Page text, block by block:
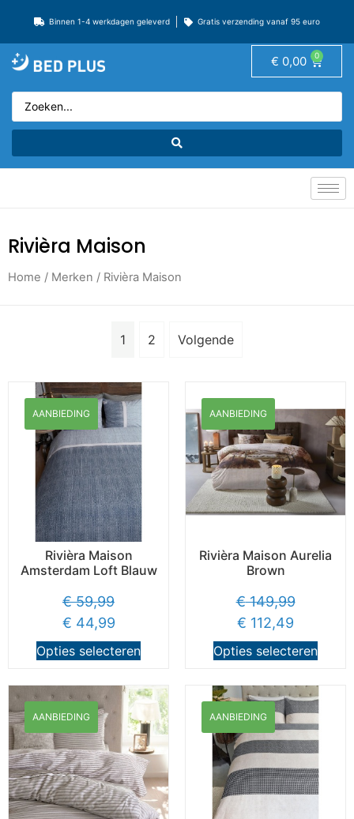
Binnen 1-4 werkdagen geleverd Gratis verzending vanaf 95 euro
€ 0,00 0
Rivièra Maison
Home / Merken / Rivièra Maison
1 2 Volgende
AANBIEDING
Rivièra Maison
Amsterdam Loft Blauw
€59,99
€ 44,99
Opties selecteren
AANBIEDING
Rivièra Maison Aurelia
Brown
€149,99
€ 112,49
Opties selecteren
AANBIEDING AANBIEDING